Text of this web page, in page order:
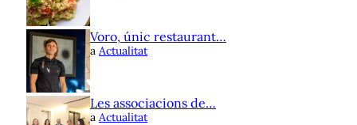
Voro, únic restaurant…
a Actualitat
Les associacions de…
a Actualitat